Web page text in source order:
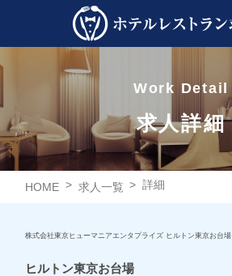
Work Detail
求人詳細
HOME > 求人一覧 > 詳細
株式会社東京ヒューマニアエンタプライズ ヒルトン東京お台場
ヒルトン東京お台場